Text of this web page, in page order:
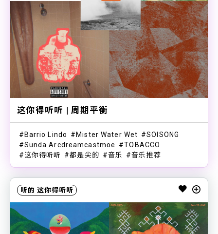
这你得听听 | 周期平衡
Barrio Lindo Mister Water Wet
SOISONG
Sunda Arcdreamcastmoe
TOBACCO
这你得听听
都是尖的 音乐 音乐推荐
听的 这你得听听